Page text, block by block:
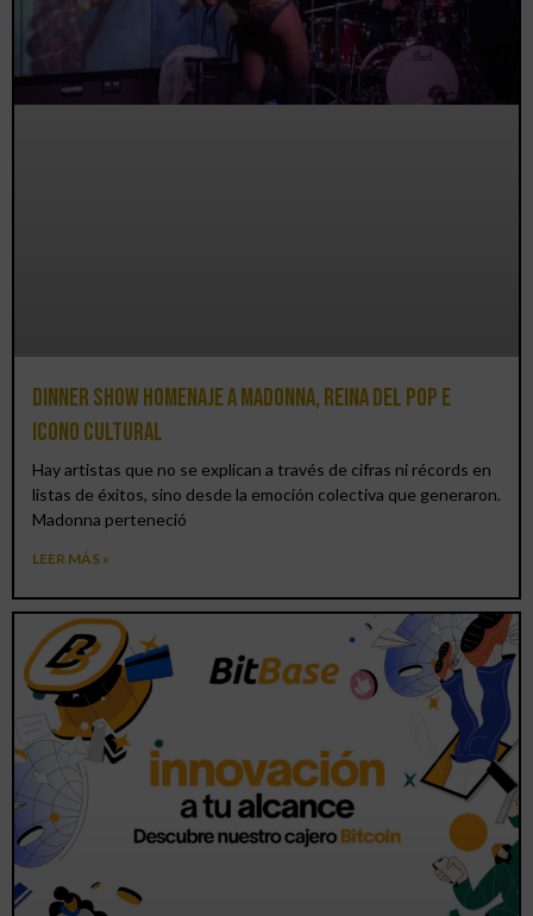
Dinner Show homenaje a Madonna, reina del pop e
icono cultural
Hay artistas que no se explican a través de cifras ni récords en
listas de éxitos, sino desde la emoción colectiva que generaron.
Madonna perteneció
LEER MÁS »